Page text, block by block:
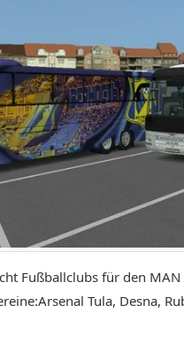
Fußballclubs für den MAN
Tula, Desna,